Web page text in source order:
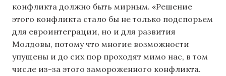
конфликта должно быть мирным. «Решение
этого конфликта стало бы не только подспорьем
для евроинтеграции, но и для развития
Молдовы, потому что многие возможности
упущены и до сих пор проходят мимо нас, в том
числе из-за этого замороженного конфликта.